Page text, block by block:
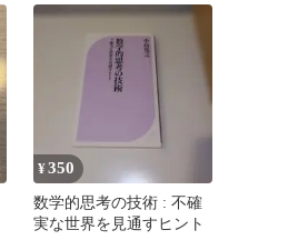
¥350
数学的思考の技術 : 不確
実な世界を見通すヒント